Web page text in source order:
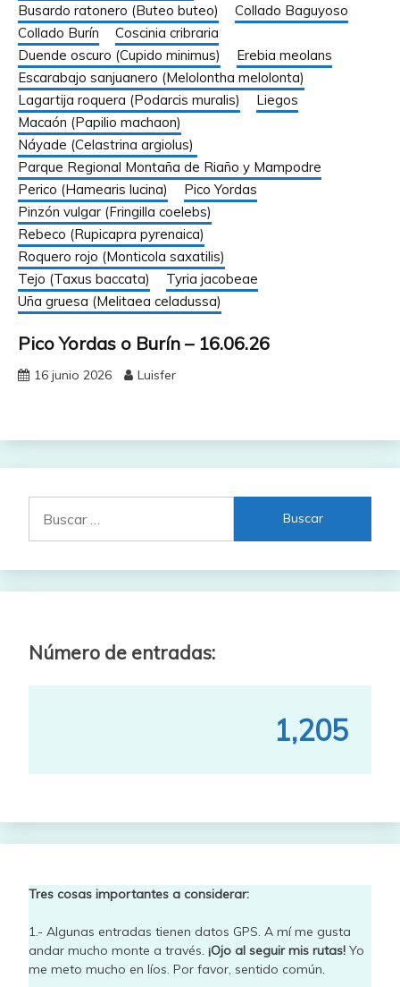
Busardo ratonero (Buteo buteo)
Collado Baguyoso
Collado Burín
Coscinia cribraria
Duende oscuro (Cupido minimus)
Erebia meolans
Escarabajo sanjuanero (Melolontha melolonta)
Lagartija roquera (Podarcis muralis)
Liegos
Macaón (Papilio machaon)
Náyade (Celastrina argiolus)
Parque Regional Montaña de Riaño y Mampodre
Perico (Hamearis lucina)
Pico Yordas
Pinzón vulgar (Fringilla coelebs)
Rebeco (Rupicapra pyrenaica)
Roquero rojo (Monticola saxatilis)
Tejo (Taxus baccata)
Tyria jacobeae
Uña gruesa (Melitaea celadussa)
Pico Yordas o Burín – 16.06.26
16 junio 2026 Luisfer
Número de entradas:
1,205
Tres cosas importantes a considerar:
1.- Algunas entradas tienen datos GPS. A mí me gusta
andar mucho monte a través. ¡Ojo al seguir mis rutas! Yo
me meto mucho en líos. Por favor, sentido común.